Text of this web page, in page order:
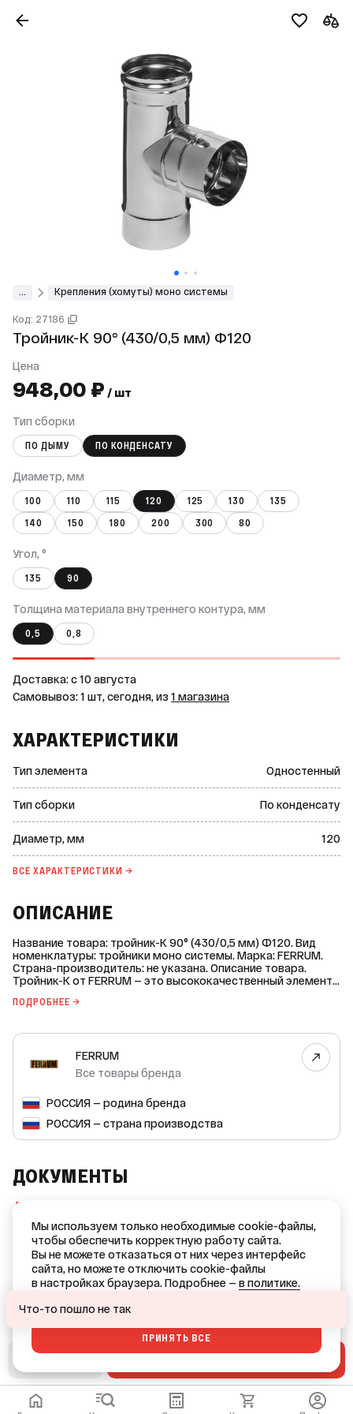
Крепления (хомуты) моно системы
Код: 27186
Тройник-К 90° (430/0,5 мм) Ф120
Цена
948,00 ₽ / шт
Тип сборки
ПО ДЫМУ ПО КОНДЕНСАТУ
Диаметр, мм
100 110 115 120 125 130
135
140
150 180 200 300 80
Угол, °
135 90
Толщина материала внутреннего контура, мм
0,5 0,8
Доставка: c 10 августа
Самовывоз: 1 шт, сегодня, из 1 магазина
ХАРАКТЕРИСТИКИ
Тип элемента Одностенный
Тип сборки По конденсату
Диаметр, мм 120
ВСЕ ХАРАКТЕРИСТИКИ →
ОПИСАНИЕ
Название товара: тройник-К 90° (430/0,5 мм) Ф120. Вид
номенклатуры: тройники моно системы. Марка: FERRUM.
Страна-производитель: не указана. Описание товара.
Тройник-К от FERRUM — это высококачественный элемент
использования с теплогенераторами на газовом топливе.
толщиной 0,5 миллиметра и имеет угол в 90 градусов.
Одностенный тройник подходит для сухого режима
эксплуатации при рабочей температуре до 450 °С. Этот
компонент обеспечивает надёжное соединение и
эффективную работу вашей дымоходной системы, что
делает его незаменимым элементом для вашего
теплогенератора. Тройник-К FERRUM станет отличным
выбором для тех, кто ищет качественное и долговечное
решение для своей системы отопления.
ПОДРОБНЕЕ →
FERRUM
Все товары бренда
РОССИЯ — родина бренда
РОССИЯ — страна производства
ДОКУМЕНТЫ
(PDF, 378 KB)
Сертификат соответствия №RU.НЕ42.Н07038
(PNG, 1.0 MB)
Ваш город — Краснодар?
Мы используем только необходимые cookie-файлы,
чтобы обеспечить корректную работу сайта.
Вы не можете отказаться от них через интерфейс
сайта, но можете отключить cookie-файлы
в настройках браузера. Подробнее — в политике.
ПРИНЯТЬ ВСЕ
Что-то пошло не так